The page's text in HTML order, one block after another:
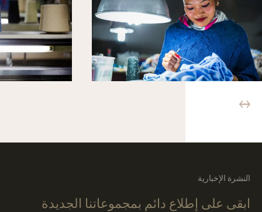
النشرة الإخبارية
ابقى على إطلاع دائم بمجموعاتنا الجديدة